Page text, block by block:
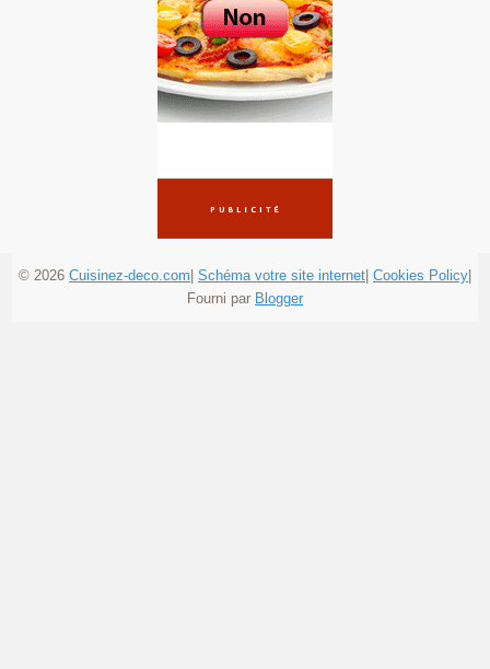
© 2026 Cuisinez-deco.com Schéma votre site internet Cookies Policy
Fourni par Blogger